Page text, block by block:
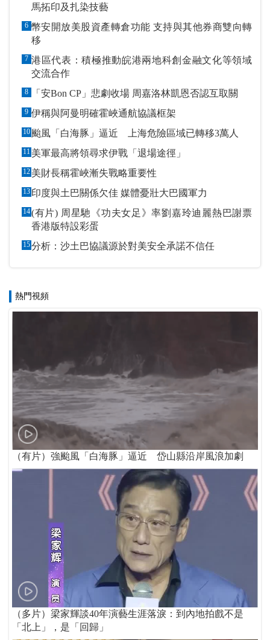
馬拓印及扎染技藝
6 幣安開放美股資產轉倉功能 支持與其他券商雙向轉
移
7 港區代表：積極推動皖港兩地科創金融文化等領域
交流合作
8 「安Bon CP」悲劇收場 周嘉洛林凱恩否認互取關
9 伊稱與阿曼明確霍峽通航協議框架
10 颱風「白海豚」逼近 上海危險區域已轉移3萬人
11 美軍最高將領尋求伊戰「退場途徑」
12 美財長稱霍峽漸失戰略重要性
13 印度與土巴關係欠佳 媒體憂壯大巴國軍力
14(有片) 周星馳《功夫女足》率劉嘉玲迪麗熱巴謝票
香港版特設彩蛋
15分析：沙土巴協議源於對美安全承諾不信任
熱門視頻
（有片）強颱風「白海豚」逼近 岱山縣沿岸風浪加劇
（多片）梁家輝談40年演藝生涯落淚：到內地拍戲不是
「北上」，是「回歸」